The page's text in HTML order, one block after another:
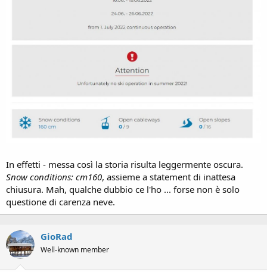
In effetti - messa così la storia risulta leggermente oscura.
Snow conditions: cm160, assieme a statement di inattesa
chiusura. Mah, qualche dubbio ce l'ho ... forse non è solo
questione di carenza neve.
GioRad
Well-known member